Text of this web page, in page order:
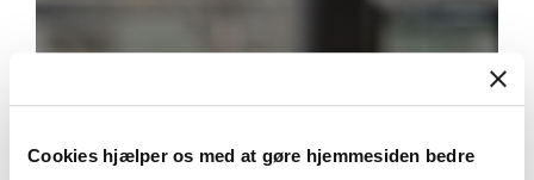
Cookies hjælper os med at gøre hjemmesiden bedre